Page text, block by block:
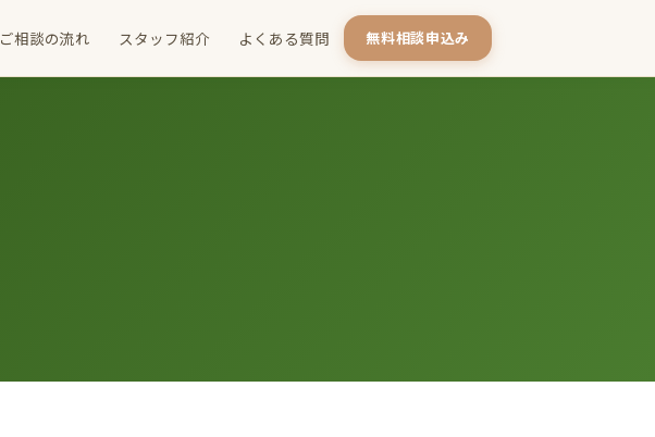
ご相談の流れ スタッフ紹介 よくある質問 無料相談申込み